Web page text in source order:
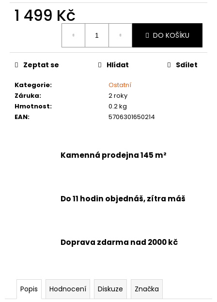
1 499 Kč
DO KOŠÍKU
Kategorie:
Ostatní
Záruka:
2 roky
Hmotnost:
0.2 kg
EAN: 5706301650214
Zeptat se Hlídat Sdílet
Kamenná prodejna 145 m²
Do 11 hodin objednáš, zítra máš
Doprava zdarma nad 2000 kč
Popis Hodnocení Diskuze Značka
e